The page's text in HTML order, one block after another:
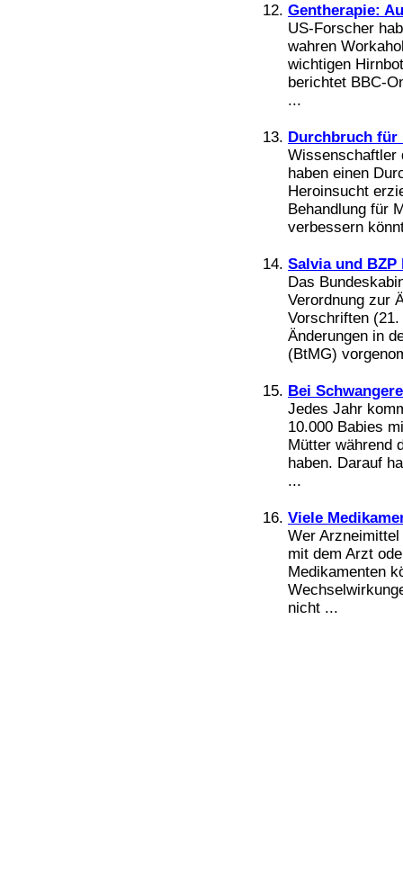
Gentherapie:
US-Forscher
wahren
wichtigen
berichtet BBC-
...
Durchbruch für
Wissenschaftler
haben einen
Heroinsucht
Behandlung für
verbessern
Salvia und BZP
Das
Verordnung zur
Vorschriften
Änderungen in
(BtMG)
Bei
Jedes Jahr
10.000 Babies
Mütter während
haben. Darauf
...
Viele
Wer
mit dem Arzt
Medikamenten
nicht ...